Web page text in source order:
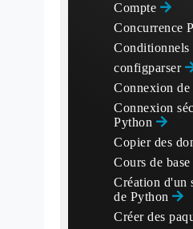
Compte
Concurrence
Conditionnels
configparser
Connexion
Connexion
Python
Copier des
Cours de
Création d'un
de Python
Créer des